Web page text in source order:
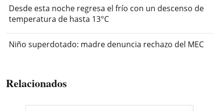
Desde esta noche regresa el frío con un descenso de
temperatura de hasta 13°C
Niño superdotado: madre denuncia rechazo del MEC
Relacionados